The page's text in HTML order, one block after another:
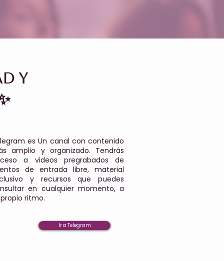
y
es Un canal con contenido
amplio y organizado. Tendrás
a videos pregrabados de
de entrada libre, material
y recursos que puedes
en cualquier momento, a
ritmo.
Ir a Telegram